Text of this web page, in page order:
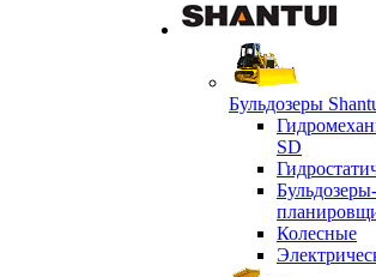
Бульдозеры
SD
Бульдозеры-
Колесные